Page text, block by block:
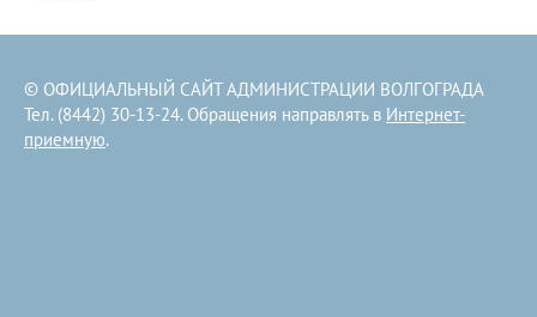
© ОФИЦИАЛЬНЫЙ САЙТ АДМИНИСТРАЦИИ ВОЛГОГРАДА
Тел. (8442) 30-13-24. Обращения направлять в Интернет-
приемную.